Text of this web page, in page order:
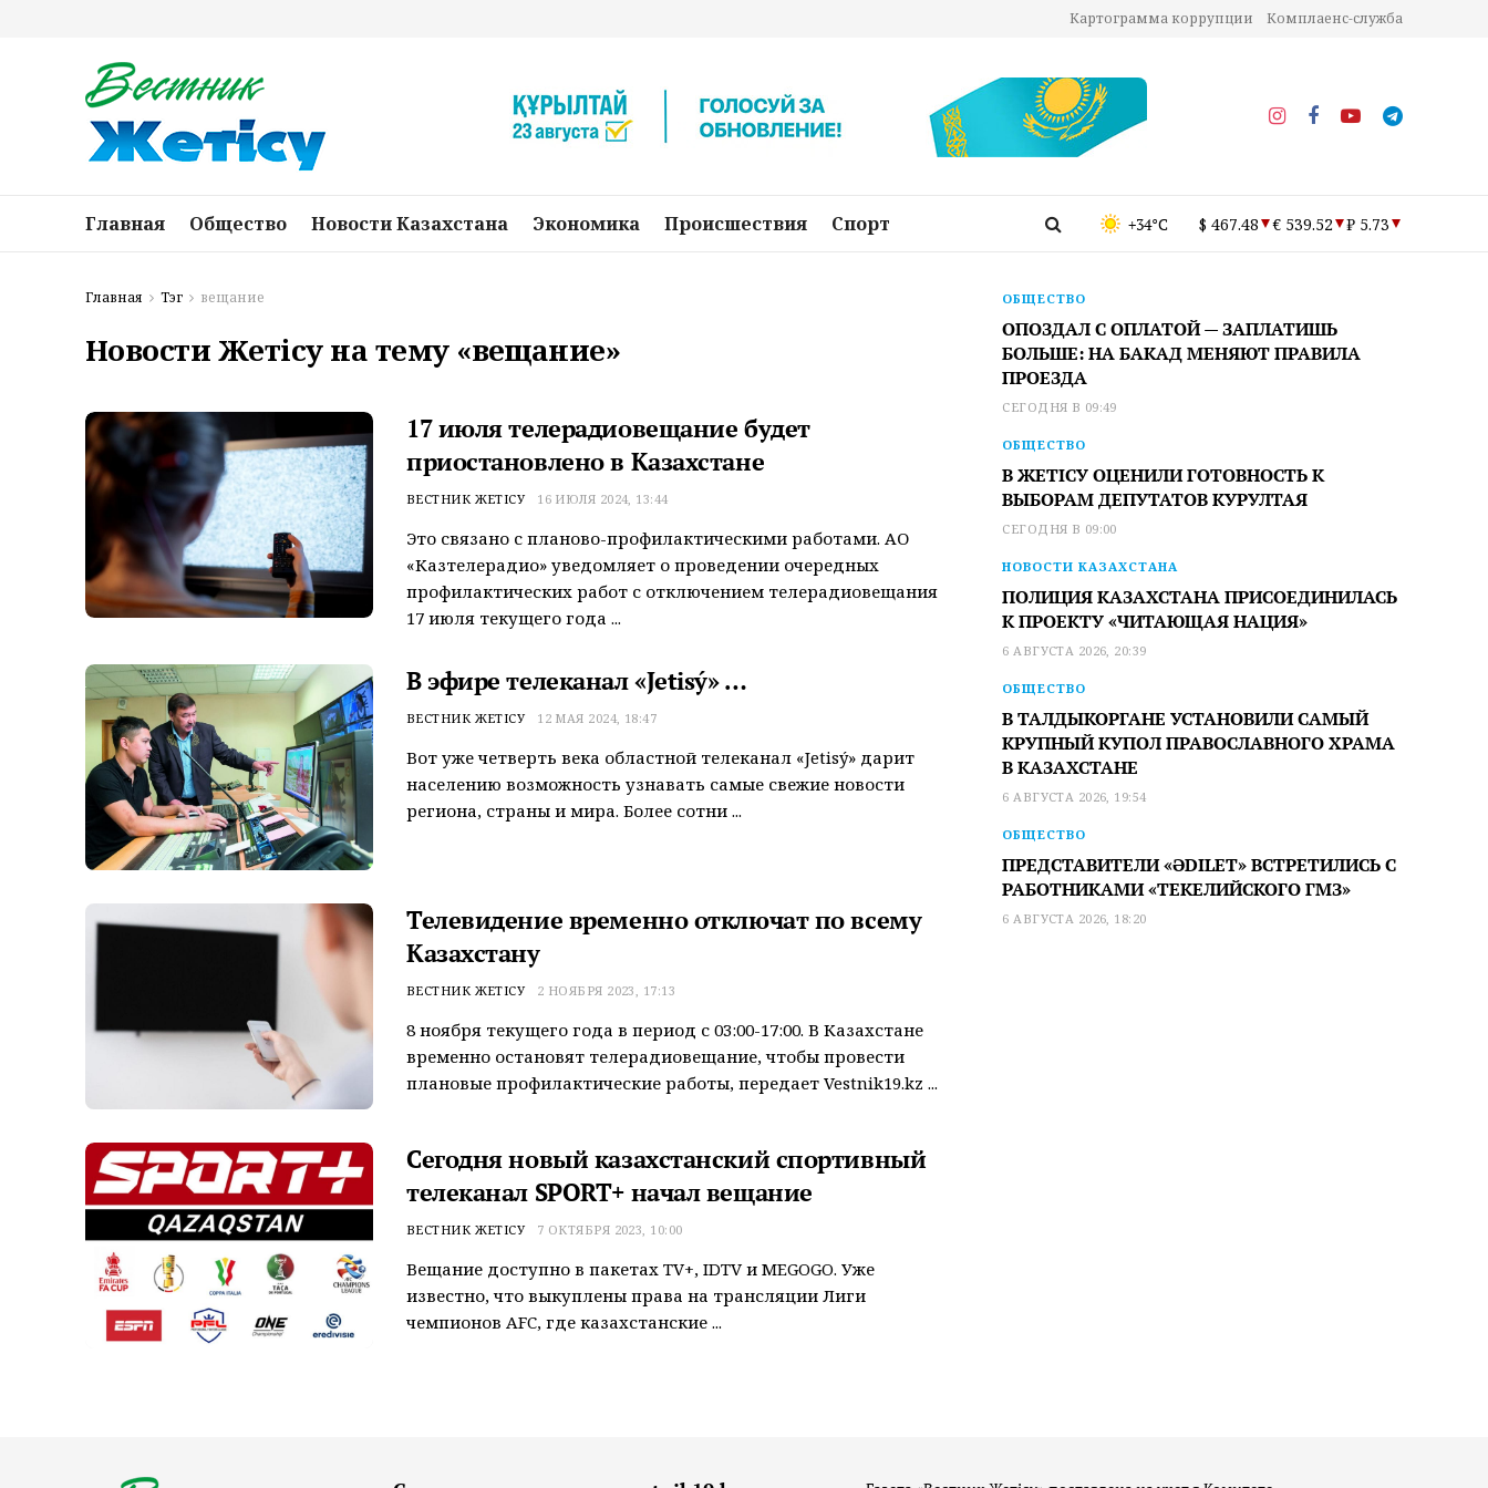
Картограмма коррупции Комплаенс-служба
Главная Общество Новости Казахстана Экономика Происшествия Спорт +34°C $ 467.48 € 539.52 ₽ 5.73
Главная Тэг вещание
Новости Жетісу на тему «вещание»
17 июля телерадиовещание будет
приостановлено в Казахстане
ВЕСТНИК ЖЕТІСУ 16 ИЮЛЯ 2024, 13:44
Это связано с планово-профилактическими работами. АО
«Казтелерадио» уведомляет о проведении очередных
профилактических работ с отключением телерадиовещания
17 июля текущего года ...
В эфире телеканал «Jetisý» …
ВЕСТНИК ЖЕТІСУ 12 МАЯ 2024, 18:47
Вот уже четверть века областной телеканал «Jetisý» дарит
населению возможность узнавать самые свежие новости
региона, страны и мира. Более сотни ...
Телевидение временно отключат по всему
Казахстану
ВЕСТНИК ЖЕТІСУ 2 НОЯБРЯ 2023, 17:13
8 ноября текущего года в период с 03:00-17:00. В Казахстане
временно остановят телерадиовещание, чтобы провести
плановые профилактические работы, передает Vestnik19.kz ...
Сегодня новый казахстанский спортивный
телеканал SPORT+ начал вещание
ВЕСТНИК ЖЕТІСУ 7 ОКТЯБРЯ 2023, 10:00
Вещание доступно в пакетах TV+, IDTV и MEGOGO. Уже
известно, что выкуплены права на трансляции Лиги
чемпионов AFC, где казахстанские ...
ОБЩЕСТВО
ОПОЗДАЛ С ОПЛАТОЙ — ЗАПЛАТИШЬ
БОЛЬШЕ: НА БАКАД МЕНЯЮТ ПРАВИЛА
ПРОЕЗДА
СЕГОДНЯ В 09:49
ОБЩЕСТВО
В ЖЕТІСУ ОЦЕНИЛИ ГОТОВНОСТЬ К
ВЫБОРАМ ДЕПУТАТОВ КУРУЛТАЯ
СЕГОДНЯ В 09:00
НОВОСТИ КАЗАХСТАНА
ПОЛИЦИЯ КАЗАХСТАНА ПРИСОЕДИНИЛАСЬ
К ПРОЕКТУ «ЧИТАЮЩАЯ НАЦИЯ»
6 АВГУСТА 2026, 20:39
ОБЩЕСТВО
В ТАЛДЫКОРГАНЕ УСТАНОВИЛИ САМЫЙ
КРУПНЫЙ КУПОЛ ПРАВОСЛАВНОГО ХРАМА
В КАЗАХСТАНЕ
6 АВГУСТА 2026, 19:54
ОБЩЕСТВО
ПРЕДСТАВИТЕЛИ «ӘDILET» ВСТРЕТИЛИСЬ С
РАБОТНИКАМИ «ТЕКЕЛИЙСКОГО ГМЗ»
6 АВГУСТА 2026, 18:20